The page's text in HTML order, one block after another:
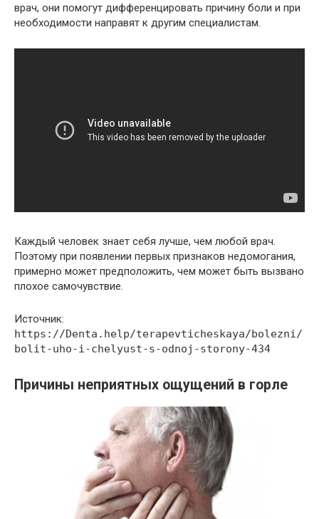
врач, они помогут дифференцировать причину боли и при
необходимости направят к другим специалистам.
Каждый человек знает себя лучше, чем любой врач.
Поэтому при появлении первых признаков недомогания,
примерно может предположить, чем может быть вызвано
плохое самочувствие.
Источник:
https://Denta.help/terapevticheskaya/bolezni/
bolit-uho-i-chelyust-s-odnoj-storony-434
Причины неприятных ощущений в горле